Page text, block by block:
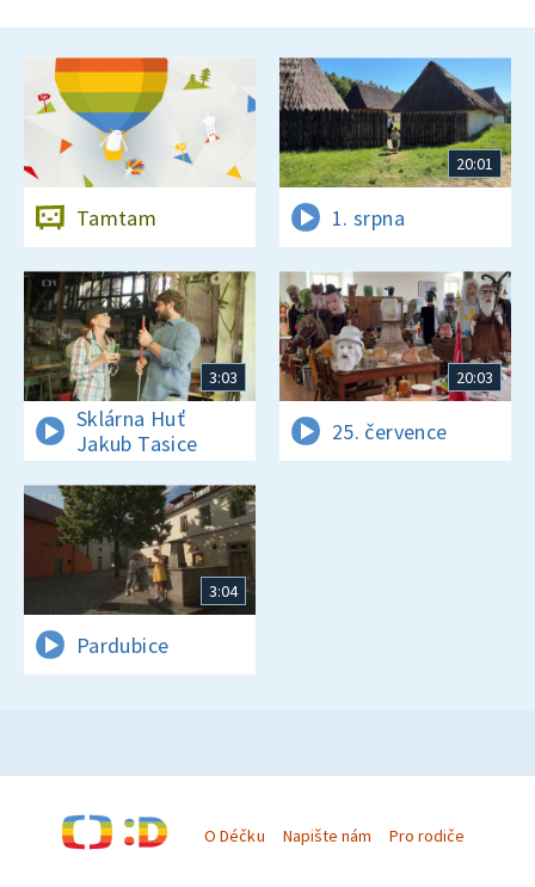
Tamtam
20:01
1. srpna
3:03
Sklárna Huť
Jakub Tasice
20:03
25. července
3:04
Pardubice
O Déčku Napište nám Pro rodiče